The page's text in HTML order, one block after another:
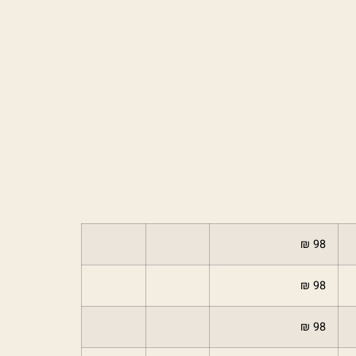
98 ₪
98 ₪
98 ₪